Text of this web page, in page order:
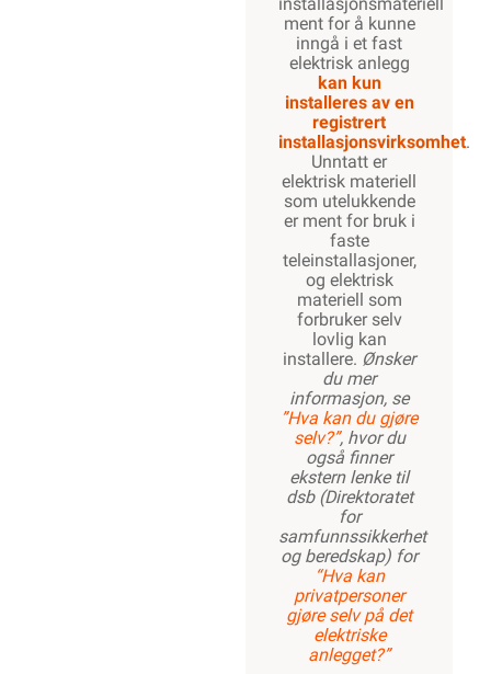
ment for å kunne
inngå i et fast
elektrisk anlegg
kan kun
installeres av en
registrert
installasjonsvirksomhet.
Unntatt er
elektrisk materiell
som utelukkende
er ment for bruk i
faste
teleinstallasjoner,
og elektrisk
materiell som
forbruker selv
lovlig kan
installere. Ønsker
du mer
informasjon, se
”Hva kan du gjøre
selv?”, hvor du
også finner
ekstern lenke til
dsb (Direktoratet
for
samfunnssikkerhet
og beredskap) for
“Hva kan
privatpersoner
gjøre selv på det
elektriske
anlegget?”